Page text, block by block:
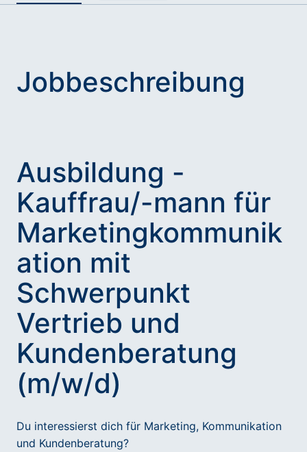
Jobbeschreibung
Ausbildung -
Kauffrau/-mann für
Marketingkommunik
ation mit
Schwerpunkt
Vertrieb und
Kundenberatung
(m/w/d)
Du interessierst dich für Marketing, Kommunikation
und Kundenberatung?